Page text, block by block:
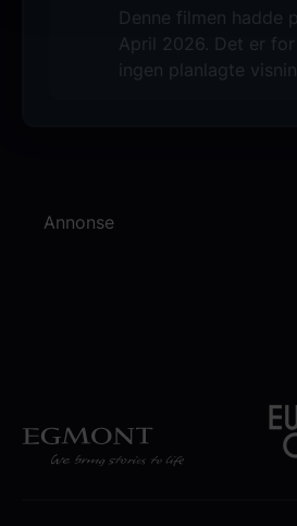
Denne filmen hadde
April 2026. Det er
ingen planlagte
Annonse